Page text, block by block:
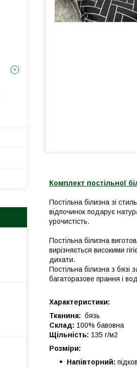
Комплект постільної
Постільна білизна зі
відпочинок подарує
урочистість.
Постільна білизна
вирізняється високими
дихати.
Постільна білизна з
багаторазове прання і
Характеристики:
Тканина: бязь
Склад: 100% бавовна
Щільність: 135 г/м2
Розміри:
Напівторний: